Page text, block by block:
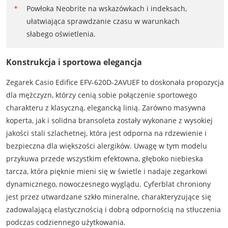
Powłoka Neobrite na wskazówkach i indeksach,
ułatwiająca sprawdzanie czasu w warunkach
słabego oświetlenia.
Konstrukcja i sportowa elegancja
Zegarek Casio Edifice EFV-620D-2AVUEF to doskonała propozycja
dla mężczyzn, którzy cenią sobie połączenie sportowego
charakteru z klasyczną, elegancką linią. Zarówno masywna
koperta, jak i solidna bransoleta zostały wykonane z wysokiej
jakości stali szlachetnej, która jest odporna na rdzewienie i
bezpieczna dla większości alergików. Uwagę w tym modelu
przykuwa przede wszystkim efektowna, głęboko niebieska
tarcza, która pięknie mieni się w świetle i nadaje zegarkowi
dynamicznego, nowoczesnego wyglądu. Cyferblat chroniony
jest przez utwardzane szkło mineralne, charakteryzujące się
zadowalającą elastycznością i dobrą odpornością na stłuczenia
podczas codziennego użytkowania.